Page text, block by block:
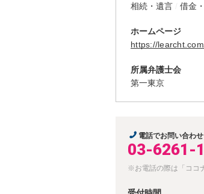
相続・遺言
借金
ホームページ
https://
所属弁護士会
第一東京
電話でお問い合わせ
03-6261-
※お電話の際は「ココ